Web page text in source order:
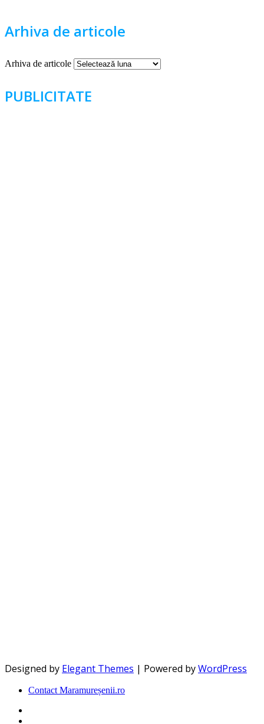
Arhiva de articole
Arhiva de articole
PUBLICITATE
Designed by Elegant Themes | Powered byWordPress
Contact Maramureșenii.ro